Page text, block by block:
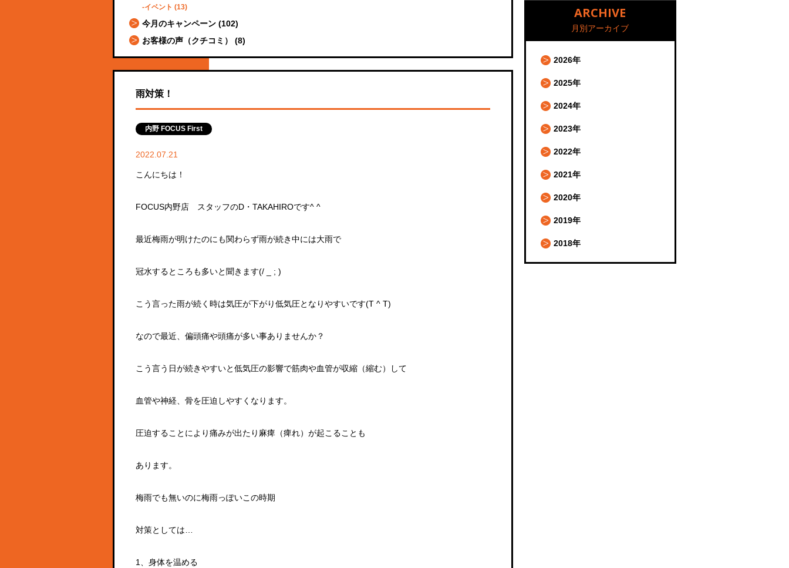
イベント (13)
今月のキャンペーン (102)
お客様の声（クチコミ）
(8)
雨対策！
内野 FOCUS First
2022.07.21
こんにちは！
FOCUS内野店 スタッフのD・TAKAHIROです^ ^
最近梅雨が明けたのにも関わらず雨が続き中には大雨で
冠水するところも多いと聞きます(/ _ ; )
こう言った雨が続く時は気圧が下がり低気圧となりやすいです(T ^ T)
なので最近、偏頭痛や頭痛が多い事ありませんか？
こう言う日が続きやすいと低気圧の影響で筋肉や血管が収縮（縮む）して
血管や神経、骨を圧迫しやすくなります。
圧迫することにより痛みが出たり麻痺（痺れ）が起こることも
あります。
梅雨でも無いのに梅雨っぽいこの時期
対策としては…
1、身体を温める
ARCHIVE
月別アーカイブ
2026年
2025年
2024年
2023年
2022年
2021年
2020年
2019年
2018年